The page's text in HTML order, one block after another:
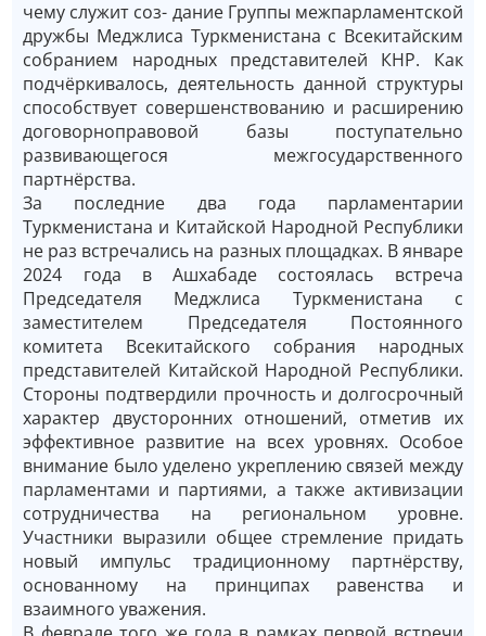
чему служит соз- дание Группы межпарламентской
дружбы Меджлиса Туркменистана с Всекитайским
собранием народных представителей КНР. Как
подчёркивалось, деятельность данной структуры
способствует совершенствованию и расширению
договорноправовой базы поступательно
развивающегося межгосударственного
партнёрства.
За последние два года парламентарии
Туркменистана и Китайской Народной Республики
не раз встречались на разных площадках. В январе
2024 года в Ашхабаде состоялась встреча
Председателя Меджлиса Туркменистана с
заместителем Председателя Постоянного
комитета Всекитайского собрания народных
представителей Китайской Народной Республики.
Стороны подтвердили прочность и долгосрочный
характер двусторонних отношений, отметив их
эффективное развитие на всех уровнях. Особое
внимание было уделено укреплению связей между
парламентами и партиями, а также активизации
сотрудничества на региональном уровне.
Участники выразили общее стремление придать
новый импульс традиционному партнёрству,
основанному на принципах равенства и
взаимного уважения.